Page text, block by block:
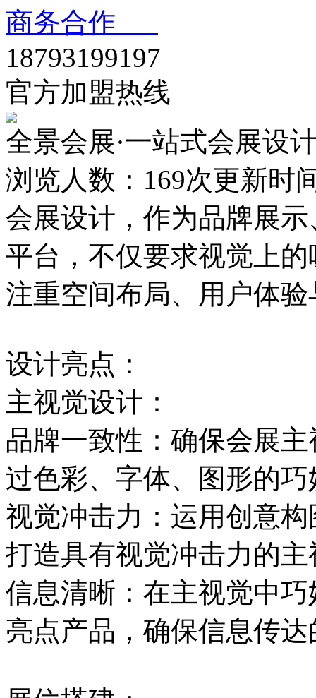
商务合作
18793199197
官方加盟热线
全景会展·一站式会展设
浏览人数： 169次更新时
会展设计，作为品牌展
平台，不仅要求视觉上
注重空间布局、用户体
设计亮点：
主视觉设计：
品牌一致性：确保会展
过色彩、字体、图形的
视觉冲击力：运用创意
打造具有视觉冲击力的
信息清晰：在主视觉中
亮点产品，确保信息传